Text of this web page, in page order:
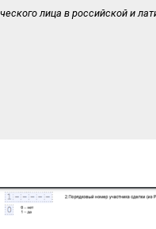
лица в российской и